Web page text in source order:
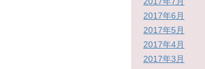
2017年6月
2017年5月
2017年4月
2017年3月